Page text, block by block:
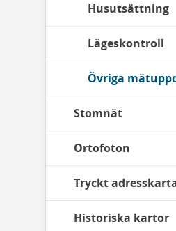
Husutsättning
Lägeskontroll
Övriga
Stomnät
Ortofoton
Tryckt
Historiska kartor